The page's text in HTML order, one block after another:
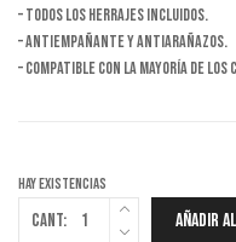
– Todos los herrajes incluidos.
– Antiempañante y antiarañazos.
– Compatible con la mayoría de
Hay existencias
Cant: Añadir